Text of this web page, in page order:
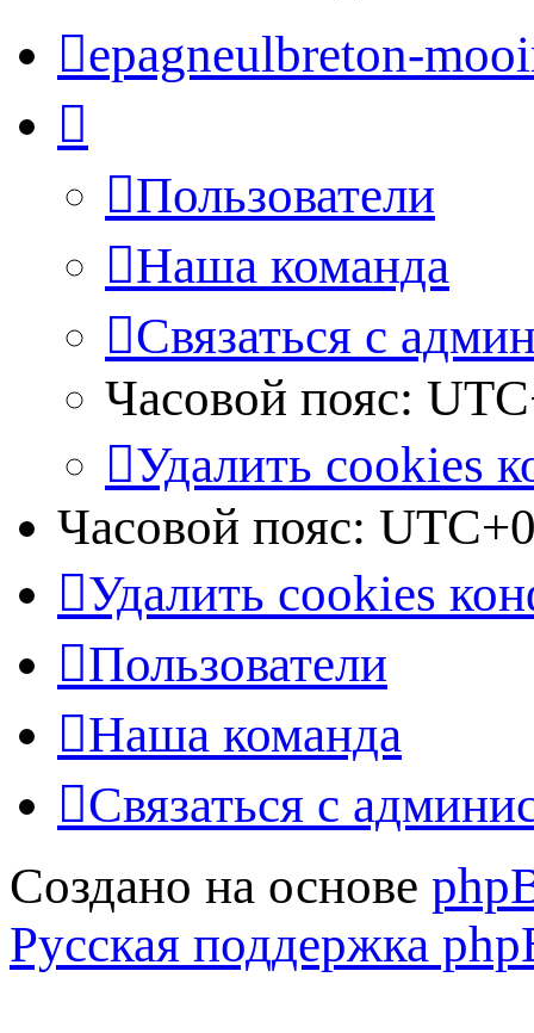
epagneulbreton-
Пользователи
Наша команда
Связаться с
Часовой пояс:
Удалить cookies
Часовой пояс:
Удалить cookies
Пользователи
Наша команда
Связаться с
Создано на основе
Русская поддержка